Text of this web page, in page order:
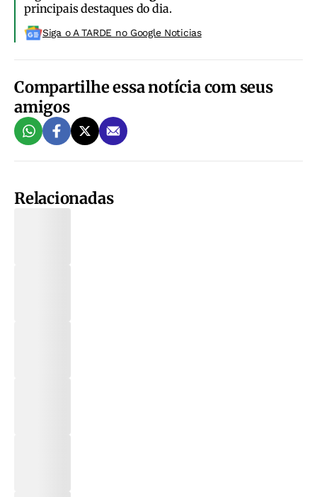
principais destaques do dia.
Siga o A TARDE no Google Noticias
Compartilhe essa notícia com seus
amigos
Relacionadas